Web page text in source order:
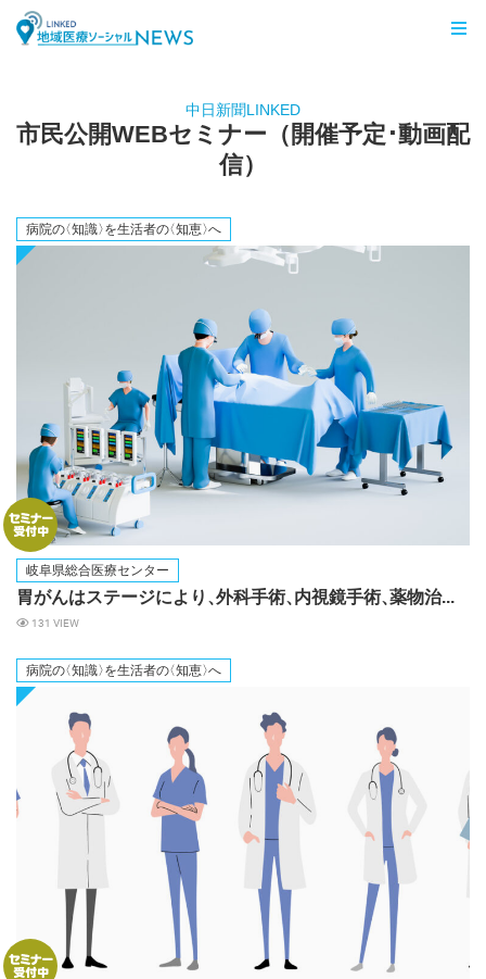
LINKED 地域医療ソーシャルNEWS
中日新聞LINKED
市民公開WEBセミナー（開催予定･動画配
信）
病院の〈知識〉を生活者の〈知恵〉へ
岐阜県総合医療センター
胃がんはステージにより 、 外科手術、 内視鏡手術、 薬物治...
131 VIEW
病院の〈知識〉を生活者の〈知恵〉へ